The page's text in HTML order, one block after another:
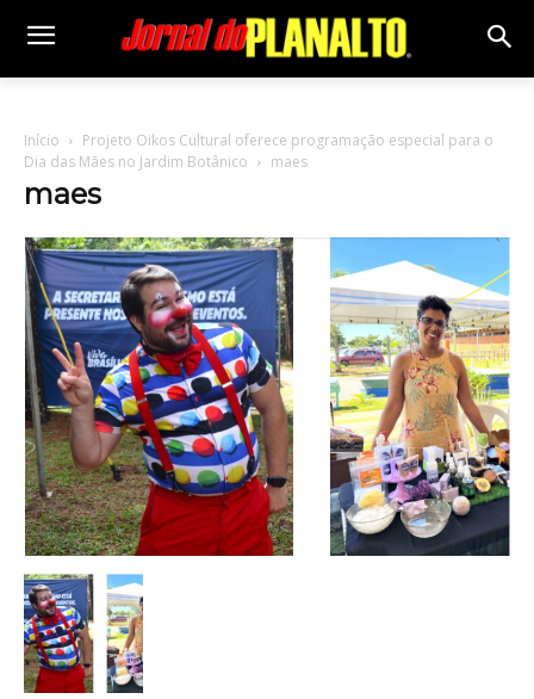
Início
Projeto Oikos Cultural oferece programação especial para o
Dia das Mães no Jardim Botânico
maes
maes